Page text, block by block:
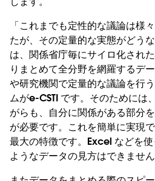
「これまでも定性的な議論は様
たが、その定量的な実態がどう
は、関係省庁毎にサイロ化され
りまとめて全分野を網羅するデ
や研究機関で定量的な議論を行
ムがe-CSTI です。そのためには
がらも、自分に関係がある部分
が必要です。これを簡単に実現
最大の特徴です。Excel などを
ようなデータの見方はできません